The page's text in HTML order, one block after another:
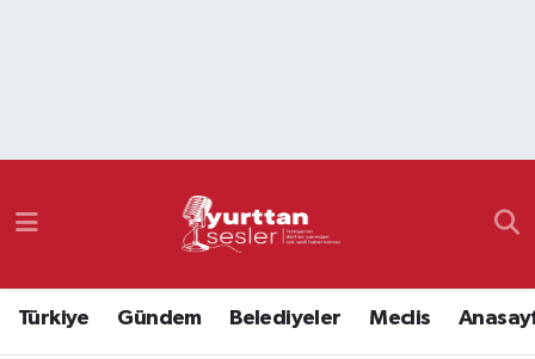
Türkiye Gündem Belediyeler Meclis
Namaz Vakitleri
Süper Lig Puan Durumu ve Fikstür